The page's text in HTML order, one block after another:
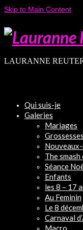
Skip to Main Content
LAURANNE
Qui suis-je
Galeries
Mariages
Grossesses
The smash
Séance
Enfants
les 8 – 17
Au Feminin
Le 8
Carnaval
Macro